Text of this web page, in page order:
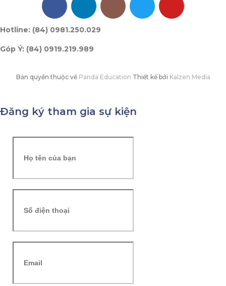
Hotline: (84) 0981.250.029
Góp Ý: (84) 0919.219.989
Bản quyền thuộc về Panda Education Thiết kế bởi Kalzen Media
Đăng ký tham gia sự kiện